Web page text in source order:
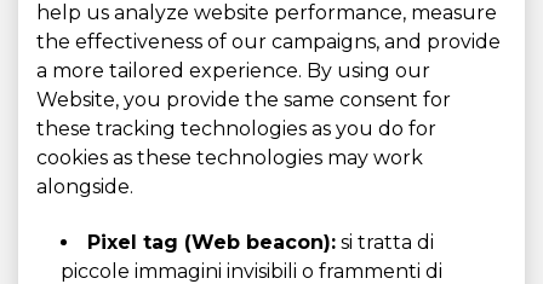
help us analyze website performance, measure
the effectiveness of our campaigns, and provide
a more tailored experience. By using our
Website, you provide the same consent for
these tracking technologies as you do for
cookies as these technologies may work
alongside.
Pixel tag (Web beacon): si tratta di
piccole immagini invisibili o frammenti di